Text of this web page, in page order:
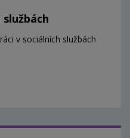
v sociálních službách